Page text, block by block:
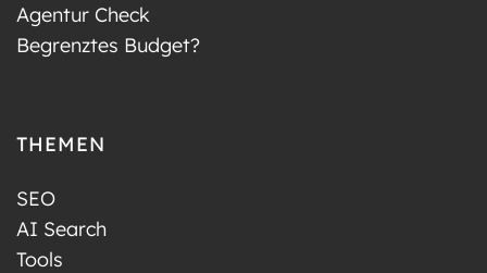
Agentur Check
Begrenztes Budget?
THEMEN
SEO
AI Search
Tools